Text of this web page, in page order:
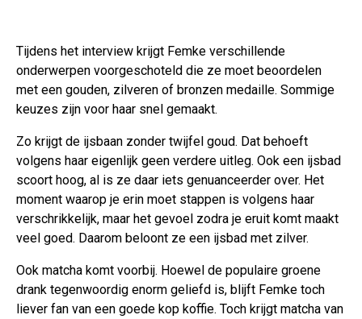
Tijdens het interview krijgt Femke verschillende
onderwerpen voorgeschoteld die ze moet beoordelen
met een gouden, zilveren of bronzen medaille. Sommige
keuzes zijn voor haar snel gemaakt.
Zo krijgt de ijsbaan zonder twijfel goud. Dat behoeft
volgens haar eigenlijk geen verdere uitleg. Ook een ijsbad
scoort hoog, al is ze daar iets genuanceerder over. Het
moment waarop je erin moet stappen is volgens haar
verschrikkelijk, maar het gevoel zodra je eruit komt maakt
veel goed. Daarom beloont ze een ijsbad met zilver.
Ook matcha komt voorbij. Hoewel de populaire groene
drank tegenwoordig enorm geliefd is, blijft Femke toch
liever fan van een goede kop koffie. Toch krijgt matcha van